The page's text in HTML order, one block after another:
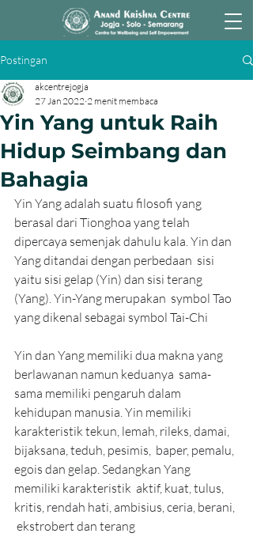
Postingan
Yin Yang untuk Raih
Hidup Seimbang dan
Bahagia
akcentrejogja
27 Jan 2022 2 menit membaca
Yin Yang adalah suatu filosofi yang
berasal dari Tionghoa yang telah
dipercaya semenjak dahulu kala. Yin dan
Yang ditandai dengan perbedaan  sisi
yaitu sisi gelap (Yin) dan sisi terang
(Yang). Yin-Yang merupakan  symbol Tao
yang dikenal sebagai symbol Tai-Chi
Yin dan Yang memiliki dua makna yang
berlawanan namun keduanya  sama-
sama memiliki pengaruh dalam
kehidupan manusia. Yin memiliki
karakteristik tekun, lemah, rileks, damai,
bijaksana, teduh, pesimis,  baper, pemalu,
egois dan gelap. Sedangkan Yang
memiliki karakteristik  aktif, kuat, tulus,
kritis, rendah hati, ambisius, ceria, berani,
ekstrobert dan terang